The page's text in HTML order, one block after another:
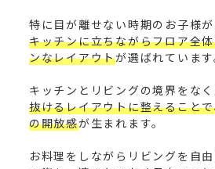
特に目が離せない時期のお子様が
キッチンに立ちながらフロア全
ンなレイアウトが選ばれています
キッチンとリビングの境界をなく
抜けるレイアウトに整えること
の開放感が生まれます。
お料理をしながらリビングを自